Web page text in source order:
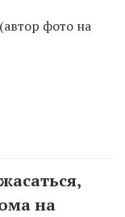
фото на
на